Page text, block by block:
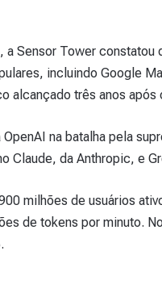
Sensor Tower constatou
incluindo Google
alcançado três anos após
na batalha pela
Claude, da Anthropic, e
milhões de usuários
de tokens por minuto.